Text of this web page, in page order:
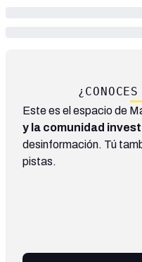
¿CONOCES
Este es el espacio de
y la comunidad
desinformación. Tú
pistas.